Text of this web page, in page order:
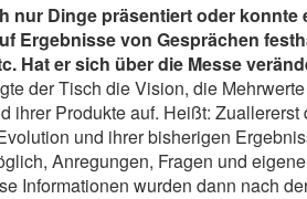
nur Dinge präsentiert oder konnte
Ergebnisse von Gesprächen
Hat er sich über die Messe
der Tisch die Vision, die
ihrer Produkte auf. Heißt:
und ihrer bisherigen
Anregungen, Fragen und
Informationen wurden dann nach